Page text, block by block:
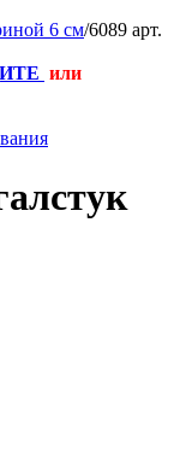
6 см/6089 арт.
или